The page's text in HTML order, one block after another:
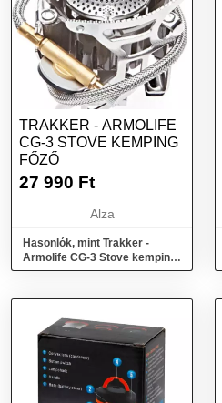
TRAKKER - ARMOLIFE
CG-3 STOVE KEMPING
FŐZŐ
27 990 Ft
Alza
Hasonlók, mint Trakker -
Armolife CG-3 Stove kemping
főző